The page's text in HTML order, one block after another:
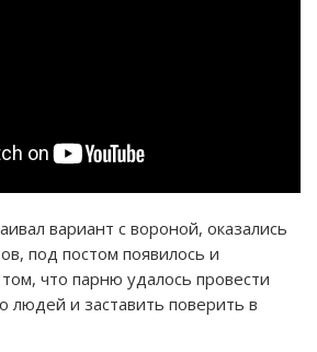
вариант с вороной, оказались
под постом появилось и
что парню удалось провести
людей и заставить поверить в